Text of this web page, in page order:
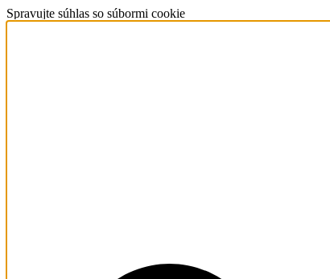
Spravujte súhlas so súbormi cookie